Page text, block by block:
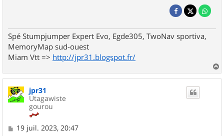
Spé Stumpjumper Expert Evo, Egde305, TwoNav sportiva,
MemoryMap sud-ouest
Miam Vtt => http://jpr31.blogspot.fr/
a
u
jpr31
Utagawiste
gourou
M19 juil. 2023, 20:47